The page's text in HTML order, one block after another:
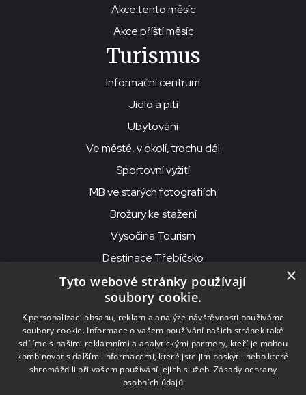
Akce tento měsíc
Akce příští měsíc
Turismus
Informační centrum
Jídlo a pití
Ubytování
Ve městě, v okolí, trochu dál
Sportovní vyžití
MB ve starých fotografiích
Brožury ke stažení
Vysočina Tourism
Destinace Třebíčsko
© 2026MKS Beseda Mor. Budějovice
MKS Beseda, příspěvková organizace, Purcnerova 62, 676 02
Moravské Budějovice
IČO: 00091758, DIČ: CZ00091758, ID datové schránky: chjn2kd
×
Tyto webové stránky používají
soubory cookie.
K personalizaci obsahu, reklam a analýze návštěvnosti používáme
soubory cookie. Informace o vašem používání našich stránek také
sdílíme s našimi reklamními a analytickými partnery, kteří je mohou
kombinovat s dalšími informacemi, které jste jim poskytli nebo které
shromáždili při vašem používání jejich služeb. Zásady ochrany
osobních údajů